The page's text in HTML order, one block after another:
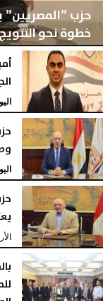
حزب ”المصريين”
خطوة نحو
اليومالخميس، 6 أغسطس 2026